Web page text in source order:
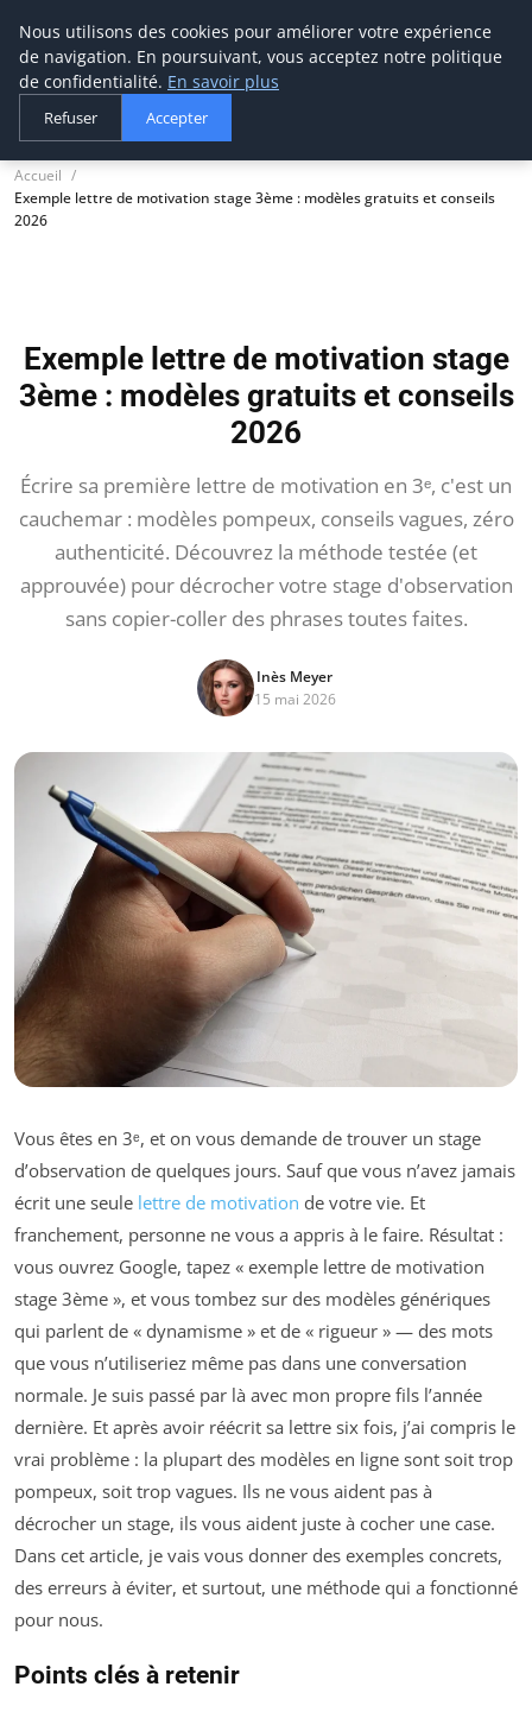
thestorefinder
Trouvez les meilleures adresses business
Accueil
Exemple lettre de motivation stage 3ème : modèles gratuits et conseils
2026
Exemple lettre de motivation stage
3ème : modèles gratuits et conseils
2026
Écrire sa première lettre de motivation en 3ᵉ, c'est un
cauchemar : modèles pompeux, conseils vagues, zéro
authenticité. Découvrez la méthode testée (et
approuvée) pour décrocher votre stage d'observation
sans copier-coller des phrases toutes faites.
Inès Meyer
15 mai 2026
Vous êtes en 3ᵉ, et on vous demande de trouver un stage
d’observation de quelques jours. Sauf que vous n’avez jamais
écrit une seule lettre de motivation de votre vie. Et
franchement, personne ne vous a appris à le faire. Résultat :
vous ouvrez Google, tapez « exemple lettre de motivation
stage 3ème », et vous tombez sur des modèles génériques
qui parlent de « dynamisme » et de « rigueur » — des mots
que vous n’utiliseriez même pas dans une conversation
normale. Je suis passé par là avec mon propre fils l’année
dernière. Et après avoir réécrit sa lettre six fois, j’ai compris le
vrai problème : la plupart des modèles en ligne sont soit trop
pompeux, soit trop vagues. Ils ne vous aident pas à
décrocher un stage, ils vous aident juste à cocher une case.
Dans cet article, je vais vous donner des exemples concrets,
des erreurs à éviter, et surtout, une méthode qui a fonctionné
pour nous.
Points clés à retenir
Nous utilisons des cookies pour améliorer votre expérience
de navigation. En poursuivant, vous acceptez notre politique
de confidentialité. En savoir plus
Refuser Accepter